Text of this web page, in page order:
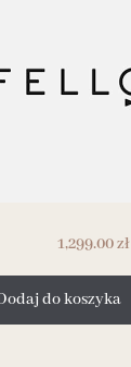
1,299.00zł
do koszyka